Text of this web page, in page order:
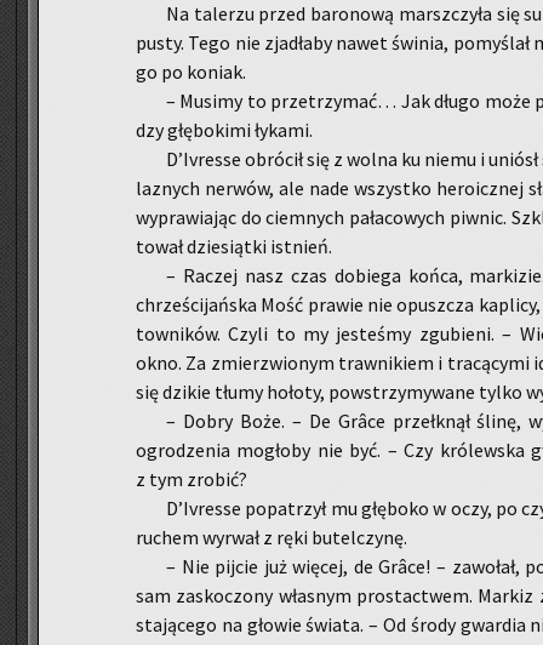
Na ta­le­rzu przed ba­ro­no­wą marsz­czy­ła się
pu­sty. Tego nie zja­dła­by nawet świ­nia,
go po ko­niak.
– Mu­si­my to prze­trzy­mać… Jak długo może
dzy głę­bo­ki­mi ły­ka­mi.
D’Ivres­se ob­ró­cił się z wolna ku niemu i
la­znych ner­wów, ale nade wszyst­ko he­ro­icz­nej
wy­pra­wia­jąc do ciem­nych pa­ła­co­wych piw­nic.
to­wał dzie­siąt­ki ist­nień.
– Ra­czej nasz czas do­bie­ga końca,
chrze­ści­jań­ska Mość pra­wie nie opusz­cza
tow­ni­ków. Czyli to my je­ste­śmy zgu­bie­ni. –
okno. Za zmierz­wio­nym traw­ni­kiem i tra­cą­cy­mi
się dzi­kie tłumy ho­ło­ty, po­wstrzy­my­wa­ne tylko
– Dobry Boże. – De Grâce prze­łknął
ogro­dze­nia mo­gło­by nie być. – Czy kró­lew­ska
z tym zro­bić?
D’Ivres­se po­pa­trzył mu głę­bo­ko w oczy, po
ru­chem wy­rwał z ręki bu­tel­czy­nę.
– Nie pij­cie już wię­cej, de Grâce! – za­wo­łał,
sam za­sko­czo­ny wła­snym pro­stac­twem.
sta­ją­ce­go na gło­wie świa­ta. – Od środy